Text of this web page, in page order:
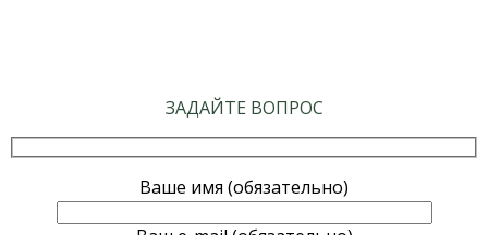
ЗАДАЙТЕ ВОПРОС
Ваше имя (обязательно)